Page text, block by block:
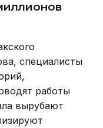
специалисты
работы
вырубают